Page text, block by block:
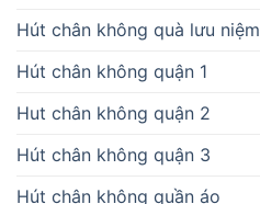
Hút chân không quà lưu niệm
Hút chân không quận 1
Hut chân không quận 2
Hút chân không quận 3
Hút chân không quần áo